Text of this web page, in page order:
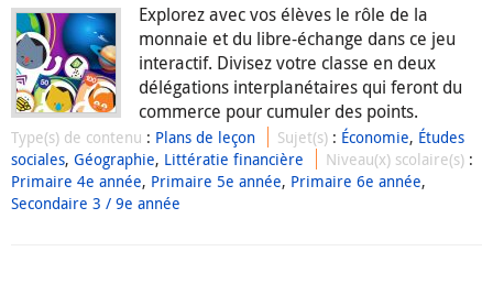
Explorez avec vos élèves le rôle de la
monnaie et du libre-échange dans ce jeu
interactif. Divisez votre classe en deux
délégations interplanétaires qui feront du
commerce pour cumuler des points.
Type(s) de contenu : Plans de leçon Sujet(s) : Économie, Études
sociales, Géographie, Littératie financière Niveau(x) scolaire(s) :
Primaire 4e année, Primaire 5e année, Primaire 6e année,
Secondaire 3 / 9e année